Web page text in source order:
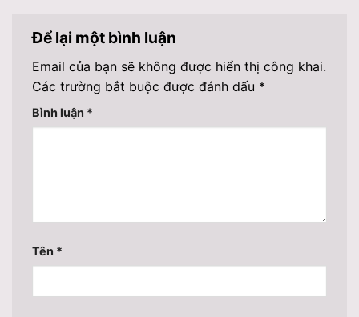
Để lại một bình luận
Email của bạn sẽ không được hiển thị công khai.
Các trường bắt buộc được đánh dấu *
Bình luận *
Tên *